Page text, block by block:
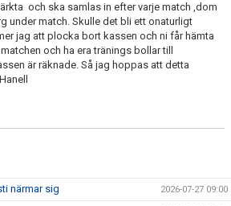
och ska samlas in efter varje match ,dom
under match. Skulle det bli ett onaturligt
jag att plocka bort kassen och ni får hämta
och ha era tränings bollar till
är räknade. Så jag hoppas att detta
närmar sig 2026-07-27 09:00